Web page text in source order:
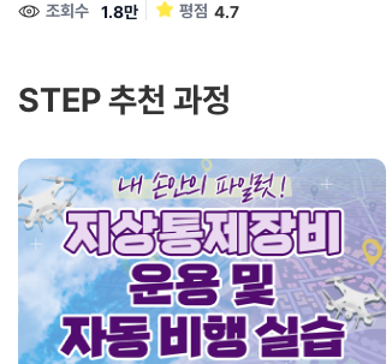
조회수 1.8만 평점 4.7
STEP 추천 과정